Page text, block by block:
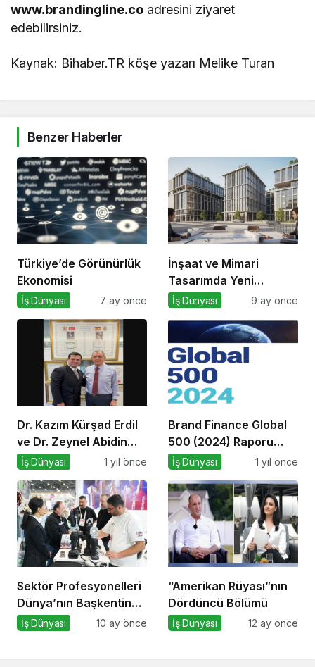
www.brandingline.co adresini ziyaret
edebilirsiniz.
Kaynak: Bihaber.TR köşe yazarı Melike Turan
Benzer Haberler
Türkiye’de Görünürlük
Ekonomisi
İş Dünyası 7 ay önce
İnşaat ve Mimari
Tasarımda Yeni
Standartlar Belirliyor
İş Dünyası 9 ay önce
Dr. Kazım Kürşad Erdil
ve Dr. Zeynel Abidin
Erdem’den İş Dünyası
İş Dünyası 1 yıl önce
Brand Finance Global
500 (2024) Raporu
Yayımlandı!
İş Dünyası 1 yıl önce
Sektör Profesyonelleri
Dünya’nın Başkentinde
Buluşacak!
İş Dünyası 10 ay önce
“Amerikan Rüyası”nın
Dördüncü Bölümü
İş Dünyası 12 ay önce